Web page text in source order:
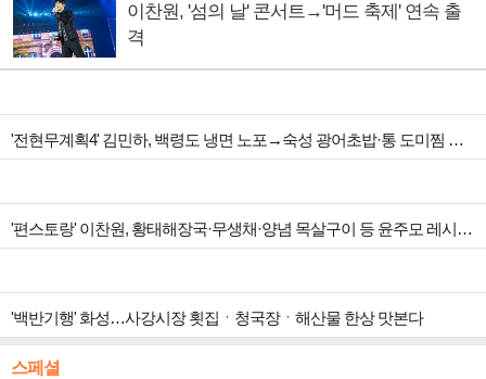
이찬원, '섬의 날' 콘서트→'머드 축제' 연속 출
격
'전현무계획4' 김민하, 백령도 냉면 노포→숙성 광어초밥·통 도미찜 맛집 탐방
'편스토랑' 이찬원, 황태해장국·무생채·양념 목살구이 등 윤주모 레시피 섭렵
'백반기행' 화성…사강시장 횟집ㆍ청국장ㆍ해산물 한상 맛본다
스페셜